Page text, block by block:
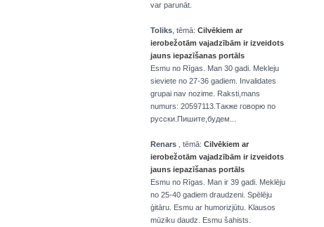
var parunāt.
Toliks , tēmā: Cilvēkiem ar
ierobežotām vajadzībām ir izveidots
jauns iepazīšanas portāls
Esmu no Rīgas. Man 30 gadi. Mekleju
sieviete no 27-36 gadiem. Invalidates
grupai nav nozime. Raksti,mans
numurs: 20597113.Также говорю по
русски.Пишите,будем...
Renars , tēmā: Cilvēkiem ar
ierobežotām vajadzībām ir izveidots
jauns iepazīšanas portāls
Esmu no Rīgas. Man ir 39 gadi. Meklēju
no 25-40 gadiem draudzeni. Spēlēju
ģitāru. Esmu ar humorizjūtu. Klausos
mūziku daudz. Esmu šahists.